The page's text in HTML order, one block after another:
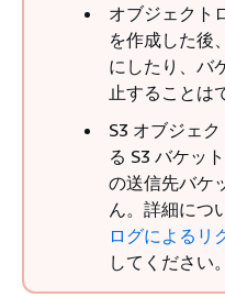
オブジェクト
を作成した後
にしたり、バ
止することは
S3 オブジェ
る S3 バケッ
の送信先バケ
ん。詳細につ
ログによるリ
してください。